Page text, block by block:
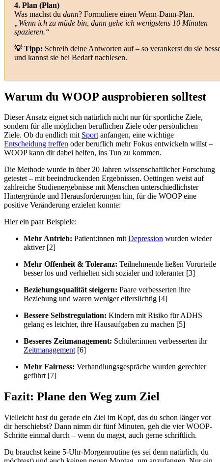
4. Plan (Plan)
Was machst du dann? Formuliere einen Wenn-Dann-Plan.
„Wenn ich zu müde bin, dann gehe ich wenigstens 10 Minuten
spazieren.“
💡 Tipp: Schreib deine Antworten auf – so verankerst du sie
und kannst sie bei Bedarf nachlesen.
Warum du WOOP ausprobieren solltest
Dieser Ansatz eignet sich natürlich nicht nur für sportliche Ziele,
sondern für alle möglichen beruflichen Ziele oder persönlichen
Ziele. Ob du endlich mit Sportanfangen, eine wichtige
Entscheidung treffen oder beruflich mehr Fokus entwickeln willst –
WOOP kann dir dabei helfen, ins Tun zu kommen.
Die Methode wurde in über 20 Jahren wissenschaftlicher Forschung
getestet – mit beeindruckenden Ergebnissen. Oettingen weist auf
zahlreiche Studienergebnisse mit Menschen unterschiedlichster
Hintergründe und Herausforderungen hin, für die WOOP eine
positive Veränderung erzielen konnte:
Hier ein paar Beispiele:
Mehr Antrieb: Patient:innen mitDepression wurden wieder
aktiver [2]
Mehr Offenheit & Toleranz: Teilnehmende ließen Vorurteile
besser los und verhielten sich sozialer und toleranter [3]
Beziehungsqualität steigern: Paare verbesserten ihre
Beziehung und waren weniger eifersüchtig [4]
Bessere Selbstregulation: Kindern mit Risiko für ADHS
gelang es leichter, ihre Hausaufgaben zu machen [5]
Besseres Zeitmanagement: Schüler:innen verbesserten ihr
Zeitmanagement[6]
Mehr Fairness: Verhandlungsgespräche wurden gerechter
geführt [7]
Fazit: Plane den Weg zum Ziel
Vielleicht hast du gerade ein Ziel im Kopf, das du schon länger vor
dir herschiebst? Dann nimm dir fünf Minuten, geh die vier WOOP-
Schritte einmal durch – wenn du magst, auch gerne schriftlich.
Du brauchst keine 5-Uhr-Morgenroutine (es sei denn natürlich, du